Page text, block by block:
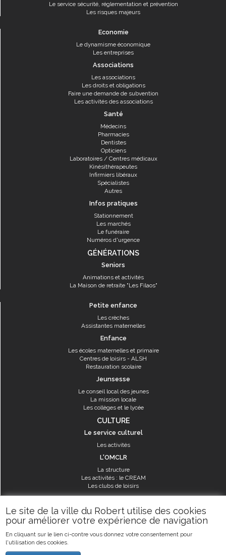
Le site de la ville du Robert utilise des cookies
pour améliorer votre expérience de navigation
En cliquant sur le lien ci-contre vous donnez votre consentement pour
l'utilisation des cookies.
Le service sécurité, réglementation et prévention
Les risques majeurs
Economie
Le dynamisme économique
Les entreprises
Associations
Les associations
Les droits et obligations
Faire une demande de subvention
Les activités des associations
Santé
Médecins
Pharmacies
Dentistes
Opticiens
Laboratoires / Centres médicaux
Kinésithérapeutes
Infirmiers libéraux
Spécialistes
Autres
Infos pratiques
Stationnement
Les marchés
Le funéraire
Numéros d'urgence
GÉNÉRATIONS
Seniors
Animations et activités
La Maison de retraite "Les Filaos"
Petite enfance
Les crèches
Assistantes maternelles
Enfance
Les écoles maternelles et primaire
Centres de loisirs - ALSH
Restauration scolaire
Jeunsesse
Le conseil local des jeunes
La mission locale
Les collèges et le lycée
CULTURE
Le service culturel
Les activités
L'OMCLR
La structure
Les activités : le CREAM
Les clubs de loisirs
SPORT
Les équipements sportifs
Les aménagements municipaux
Les activités